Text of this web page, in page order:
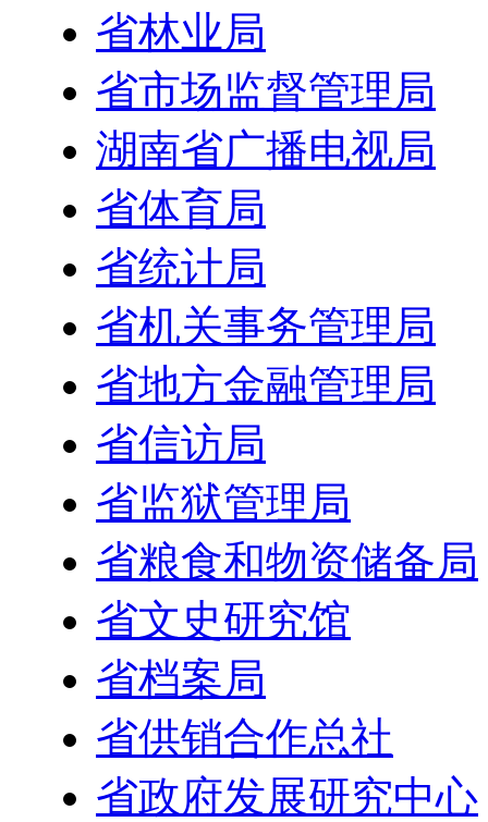
省林业局
省市场监督管理局
湖南省广播电视局
省体育局
省统计局
省机关事务管理局
省地方金融管理局
省信访局
省监狱管理局
省粮食和物资储备局
省文史研究馆
省档案局
省供销合作总社
省政府发展研究中心